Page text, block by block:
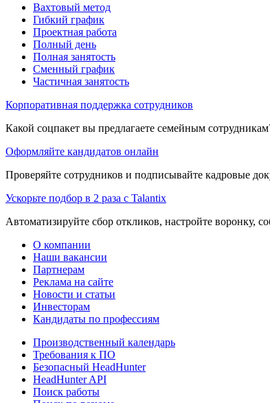
Вахтовый метод
Гибкий график
Проектная работа
Полный день
Полная занятость
Сменный график
Частичная занятость
Корпоративная поддержка сотрудников
Какой соцпакет вы предлагаете семейным
Оформляйте кандидатов онлайн
Проверяйте сотрудников и подписывайте кадровые
Ускорьте подбор в 2 раза с Talantix
Автоматизируйте сбор откликов, настройте воронку,
О компании
Наши вакансии
Партнерам
Реклама на сайте
Новости и статьи
Инвесторам
Кандидаты по профессиям
Производственный календарь
Требования к ПО
Безопасный HeadHunter
HeadHunter API
Поиск работы